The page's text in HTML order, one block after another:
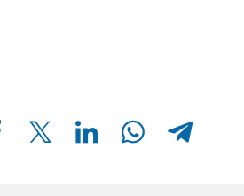
Compartir en Twitter Compartir en Linkedin Compartir en Whatsapp Compartir en Telegram